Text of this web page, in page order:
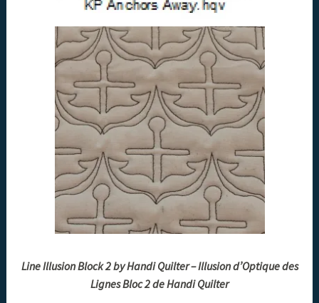
Line Illusion Block 2 by Handi Quilter – Illusion d’Optique des
Lignes Bloc 2 de Handi Quilter